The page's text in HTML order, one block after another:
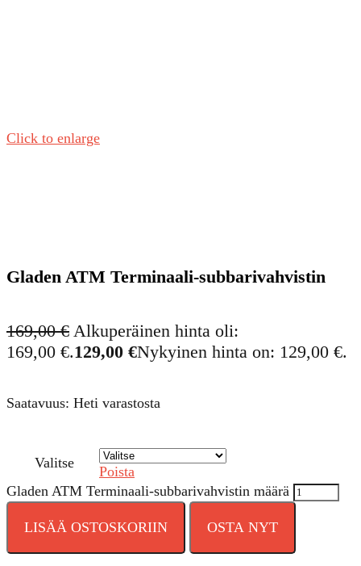
Click to enlarge
Gladen ATM Terminaali-subbarivahvistin
169,00€ Alkuperäinen hinta oli:
169,00 €.129,00 €Nykyinen hinta on: 129,00 €.
Saatavuus: Heti varastosta
Valitse
Poista
Gladen ATM Terminaali-subbarivahvistin määrä
LISÄÄ OSTOSKORIIN OSTA NYT